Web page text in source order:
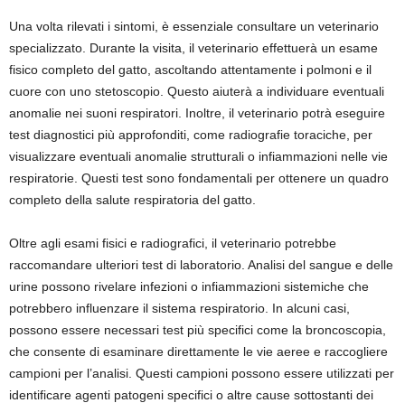
Una volta rilevati i sintomi, è essenziale consultare un veterinario
specializzato. Durante la visita, il veterinario effettuerà un esame
fisico completo del gatto, ascoltando attentamente i polmoni e il
cuore con uno stetoscopio. Questo aiuterà a individuare eventuali
anomalie nei suoni respiratori. Inoltre, il veterinario potrà eseguire
test diagnostici più approfonditi, come radiografie toraciche, per
visualizzare eventuali anomalie strutturali o infiammazioni nelle vie
respiratorie. Questi test sono fondamentali per ottenere un quadro
completo della salute respiratoria del gatto.
Oltre agli esami fisici e radiografici, il veterinario potrebbe
raccomandare ulteriori test di laboratorio. Analisi del sangue e delle
urine possono rivelare infezioni o infiammazioni sistemiche che
potrebbero influenzare il sistema respiratorio. In alcuni casi,
possono essere necessari test più specifici come la broncoscopia,
che consente di esaminare direttamente le vie aeree e raccogliere
campioni per l’analisi. Questi campioni possono essere utilizzati per
identificare agenti patogeni specifici o altre cause sottostanti dei